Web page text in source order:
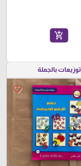
add_shopping_cart
توزيعات بالجملة
favorite_border